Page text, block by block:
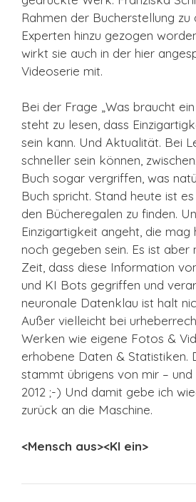
Rahmen der Bucherstellung
Experten hinzu gezogen
wirkt sie auch in der hier
Videoserie mit.
Bei der Frage „Was braucht
steht zu lesen, dass
sein kann. Und Aktualität. Bei
schneller sein können,
Buch sogar vergriffen, was
Buch spricht. Stand heute ist
den Bücheregalen zu finden.
Einzigartigkeit angeht, die mag
noch gegeben sein. Es ist aber
Zeit, dass diese Information
und KI Bots gegriffen und
neuronale Datenklau ist halt
Außer vielleicht bei
Werken wie eigene Fotos &
erhobene Daten & Statistiken.
stammt übrigens von mir –
2012 ;-) Und damit gebe ich
zurück an die Maschine.
<Mensch aus><KI ein>